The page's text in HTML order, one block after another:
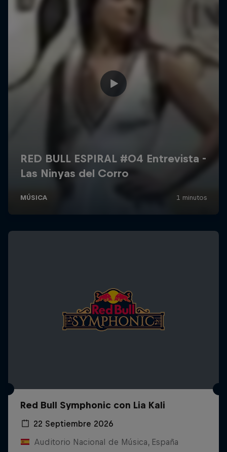
Red Bull Symphonic con Lia Kali
22 Septiembre 2026
Auditorio Nacional de Música, España